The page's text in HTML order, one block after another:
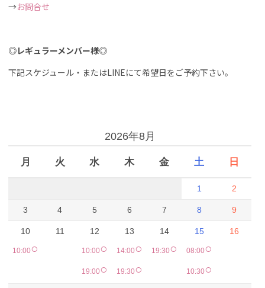
→お問合せ
◎レギュラーメンバー様◎
下記スケジュール・またはLINEにて希望日をご予約下さい。
2026年8月
月 火 水 木 金 土 日
1 2
3 4 5 6 7 8 9
10
10:00○
11 12
10:00○
19:00○
13
14:00○
19:30○
14
19:30○
15
08:00○
10:30○
16